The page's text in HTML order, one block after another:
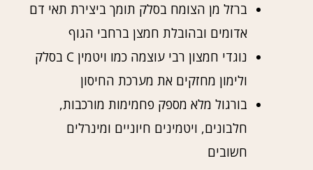
ברזל מן הצומח בסלק תומך ביצירת תאי דם
אדומים ובהובלת חמצן ברחבי הגוף
נוגדי חמצון רבי עוצמה כמו ויטמין C בסלק
ולימון מחזקים את מערכת החיסון
בורגול מלא מספק פחמימות מורכבות,
חלבונים, ויטמינים חיוניים ומינרלים
חשובים